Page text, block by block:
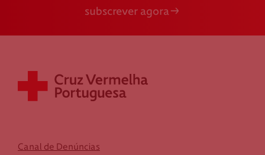
subscrever agora
Canal de Denúncias